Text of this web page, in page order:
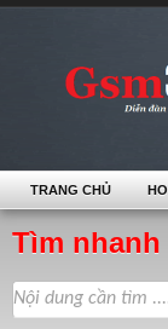
Tìm nhanh
TRANG CHỦ